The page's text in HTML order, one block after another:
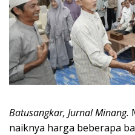
Batusangkar, Jurnal Minang.
naiknya harga beberapa